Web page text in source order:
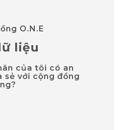
O.N.E
liệu
của tôi có an
sẻ với cộng đồng